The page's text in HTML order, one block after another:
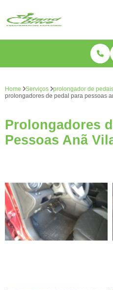
Home Serviços prolongador de
prolongadores de pedal para pessoas
Prolongadores
Pessoas Anã